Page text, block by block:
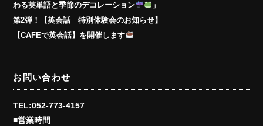
わる英単語と季節のデコレーション
」
第2弾！【英会話 特別体験会のお知らせ】
【CAFEで英会話】を開催します
お問い合わせ
TEL:052-773-4157
■営業時間